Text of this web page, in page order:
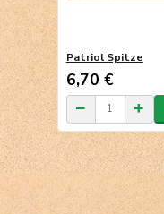
Patriol Spitze
6,70 €